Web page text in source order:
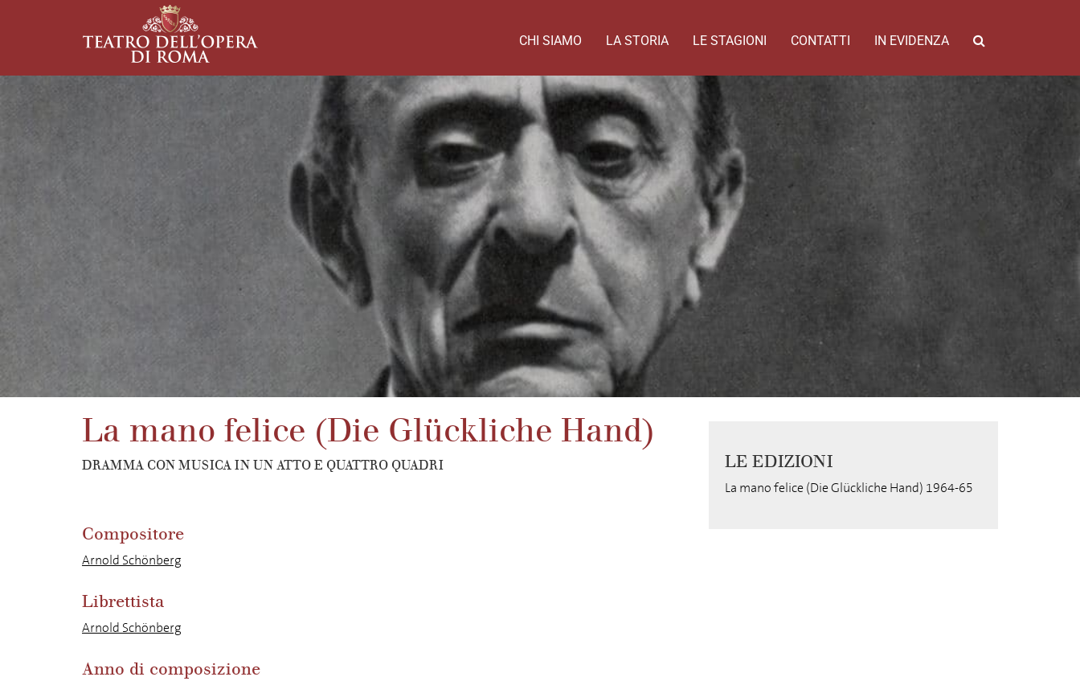
CHI SIAMO LA STORIA LE STAGIONI CONTATTI IN EVIDENZA
La mano felice (Die Glückliche Hand)
DRAMMA CON MUSICA IN UN ATTO E QUATTRO QUADRI
Compositore
Arnold Schönberg
Librettista
Arnold Schönberg
Anno di composizione
LE EDIZIONI
La mano felice (Die Glückliche Hand) 1964-65